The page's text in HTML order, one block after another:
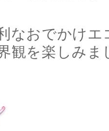
なおでかけエ
観を楽しみま